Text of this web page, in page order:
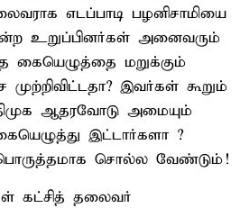
எடப்பாடி பழனிசாமியை
உறுப்பினர்கள் அனைவரும்
மறுக்கும்
இவர்கள் கூறும்
ஆதரவோடு அமையும்
இட்டார்களா ?
சொல்ல வேண்டும்!
கட்சித் தலைவர்